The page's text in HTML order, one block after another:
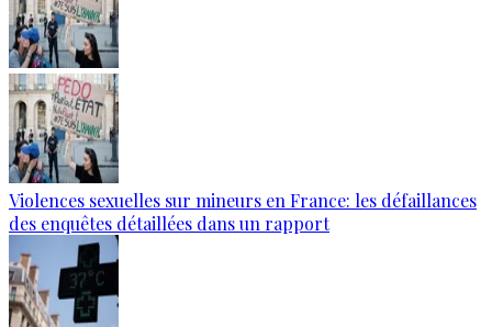
Violences sexuelles sur mineurs en France: les défaillances
des enquêtes détaillées dans un rapport